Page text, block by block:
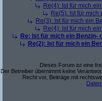
Re(4): Ist für mich
Re(5): Ist für
Re(3): Ist für mich ein
Re(4): Ist für mich
Re: Ist für mich ein Benzin-
Re(2): Ist für mich ein
Dieses Forum ist eine
Der Betreiber übernimmt keine
Recht vor, Beiträge mit